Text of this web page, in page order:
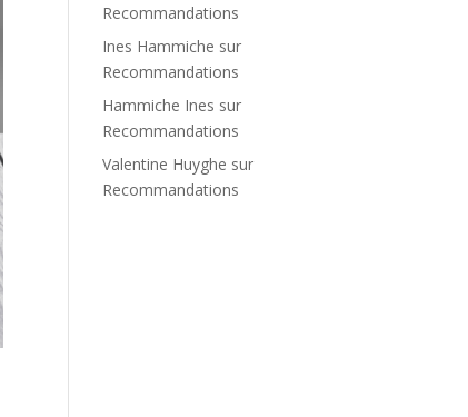
Recommandations
Ines Hammiche sur
Recommandations
Hammiche Ines sur
Recommandations
Valentine Huyghe sur
Recommandations